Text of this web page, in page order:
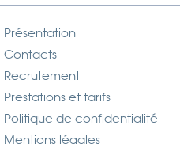
Présentation
Contacts
Recrutement
Prestations et tarifs
Politique de confidentialité
Mentions légales